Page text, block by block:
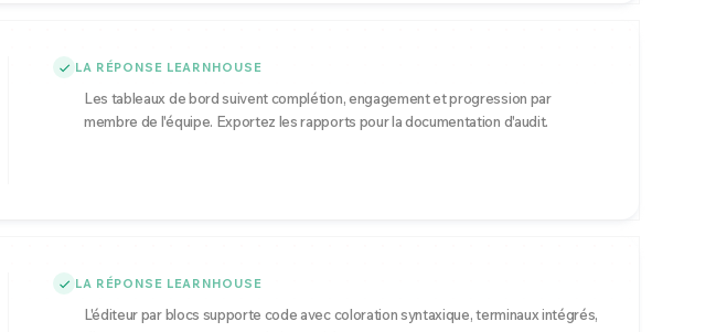
LA RÉPONSE LEARNHOUSE
Les tableaux de bord suivent complétion, engagement et progression par
membre de l'équipe. Exportez les rapports pour la documentation d'audit.
LA RÉPONSE LEARNHOUSE
L'éditeur par blocs supporte code avec coloration syntaxique, terminaux intégrés,